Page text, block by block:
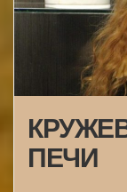
ПЕЧИ